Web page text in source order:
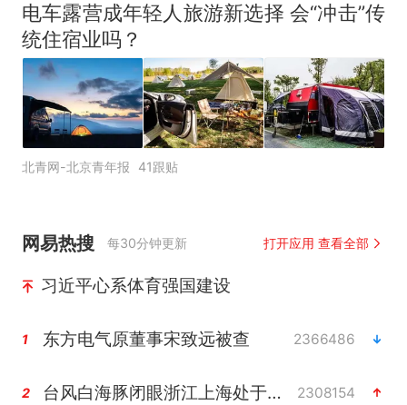
电车露营成年轻人旅游新选择 会“冲击”传
统住宿业吗？
北青网-北京青年报 41跟贴
网易热搜 每30分钟更新 打开应用 查看全部
习近平心系体育强国建设
1 东方电气原董事宋致远被查 2366486
2 台风白海豚闭眼浙江上海处于危险半圆 2308154